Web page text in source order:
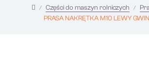
Części do maszyn rolniczych
PRASA NAKRĘTKA M10 LEWY